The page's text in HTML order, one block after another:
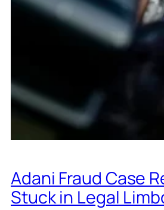
Adani Fraud Case
Stuck in Legal